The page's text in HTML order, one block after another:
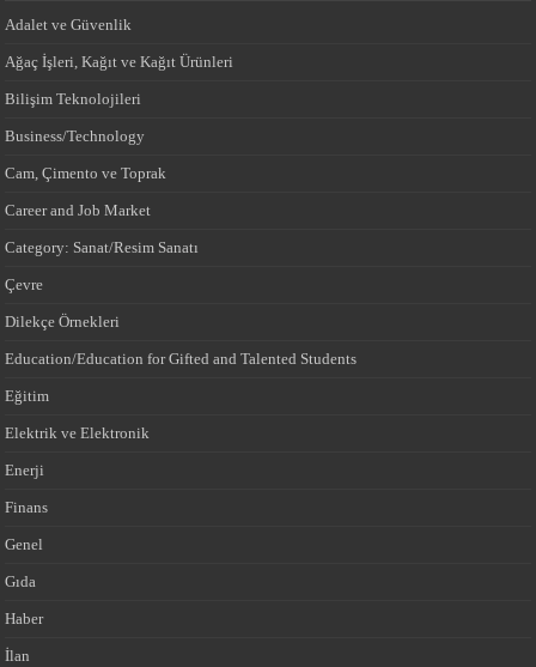
Adalet ve Güvenlik
Ağaç İşleri, Kağıt ve Kağıt Ürünleri
Bilişim Teknolojileri
Business/Technology
Cam, Çimento ve Toprak
Career and Job Market
Category: Sanat/Resim Sanatı
Çevre
Dilekçe Örnekleri
Education/Education for Gifted and Talented Students
Eğitim
Elektrik ve Elektronik
Enerji
Finans
Genel
Gıda
Haber
İlan